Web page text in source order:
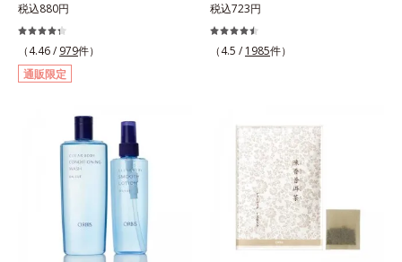
を防ぐ。気になる汗や汗ジミ、ニオ
イの対策に薬用エチケットアイテ
ム。パウダー配合のジェルが、肌に
ピタッと密着。3つの植物成分がニ
オイを防ぎ、わずかなニオイもしっ
合なので、塗った後ベタつかずお肌
はサラサラ。汗ジミの心配もありま
せん。スプレーのように音がでたり
飛び散ったりしないので、外出先で
もまわりを気にせず使えます。ジェ
ルならではの確かな効果と快適な使
いごこちのデオドラント剤です。
税込880円
（4.46 / 979件）
通販限定
ッチンでも使用できる万能型ハンド
クリーム。常に外気にさらされてい
る上、もともと皮脂分泌が少ない手
れを防止します。また、リピジュア
（R）−NR(*) が手肌にピタッと密着
して、うるおいバリアを作り乾燥な
どの外部刺激から手肌を徹底ガード
するので、しっとり感がずっと続き
ます。* ポリクオタニウム-61（リ
ピジュアは、日油株式会社の登録商
税込723円
（4.5 / 1985件）